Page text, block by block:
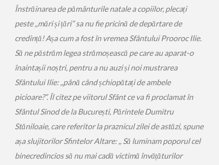
Înstrăinarea de pământurile natale a copiilor, plecați
peste ,,mări și țări” sa nu fie pricină de depărtare de
credință! Așa cum a fost în vremea Sfântului Prooroc Ilie.
Să ne păstrăm legea strămoșească pe care au aparat-o
înaintașii noștri, pentru a nu auzi și noi mustrarea
Sfântului Ilie: ,,până când șchiopătați de ambele
picioare?”. Îl citez pe viitorul Sfânt ce va fi proclamat în
Sfântul Sinod de la București, Părintele Dumitru
Stăniloaie, care referitor la praznicul zilei de astăzi, spune
așa slujitorilor Sfintelor Altare: ,, Să luminam poporul cel
binecredincios să nu mai cadă victimă învățăturilor